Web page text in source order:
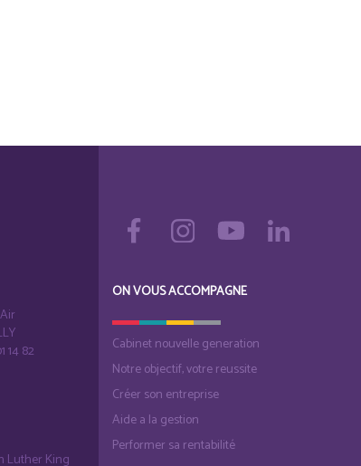
14 82
Luther King
ON VOUS ACCOMPAGNE
Cabinet nouvelle generation
Notre objectif, votre reussite
Créer son entreprise
Aide a la gestion
Performer sa rentabilité